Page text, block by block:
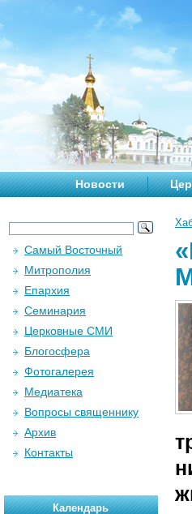
Новости
Самый Восточный
Митрополия
Епархия
Семинария
Церковные СМИ
Блогосфера
Фотогалерея
Медиатека
Вопросы священнику
Архив
Контакты
Календарь